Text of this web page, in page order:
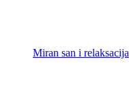
Miran san i relaksacija